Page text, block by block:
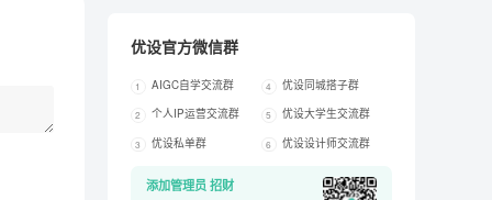
优设官方微信群
1 AIGC自学交流群
2 个人IP运营交流群
3 优设私单群
4 优设同城搭子群
5 优设大学生交流群
6 优设设计师交流群
添加管理员 招财